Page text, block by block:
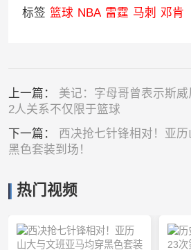
标签 篮球 NBA 雷霆 马刺 邓肯
上一篇： 美记：字母哥曾表示斯
2人关系不仅限于篮球
下一篇： 西决抢七针锋相对！亚
黑色套装到场！
热门视频